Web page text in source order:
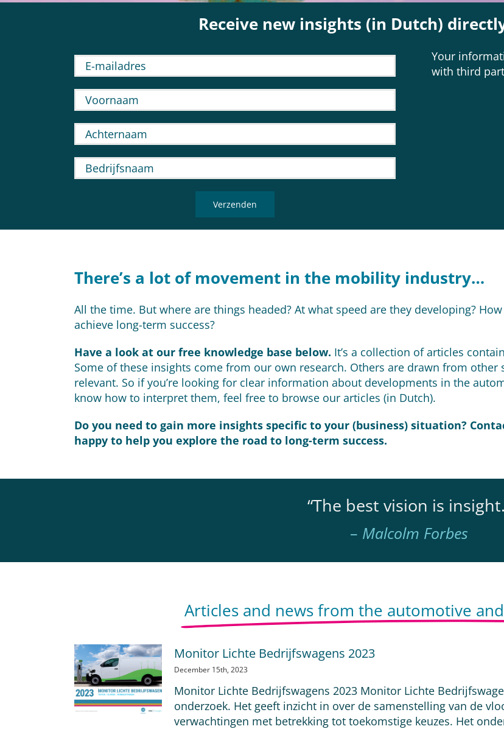
Receive new insights (in Dutch)
Your
with third
There’s a lot of movement in the mobility industry…
All the time. But where are things headed? At what speed are they developing?
achieve long-term success?
Have a look at our free knowledge base below. It’s a collection of articles
Some of these insights come from our own research. Others are drawn from other
relevant. So if you’re looking for clear information about developments in the
know how to interpret them, feel free to browse our articles (in Dutch).
Do you need to gain more insights specific to your (business) situation?
happy to help you explore the road to long-term success.
“The best vision is
– Malcolm Forbes
Articles and news from the automotive
Monitor Lichte Bedrijfswagens 2023
December 15th, 2023
Monitor Lichte Bedrijfswagens 2023 Monitor Lichte
onderzoek. Het geeft inzicht in over de samenstelling van de
verwachtingen met betrekking tot toekomstige keuzes. Het